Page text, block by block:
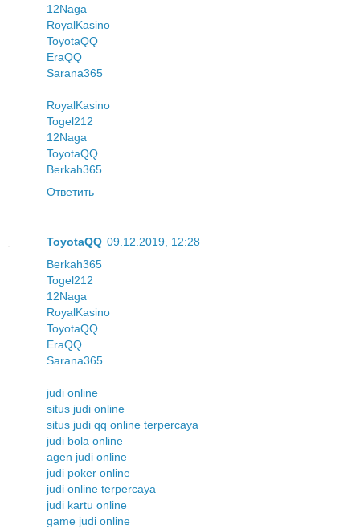
12Naga
RoyalKasino
ToyotaQQ
EraQQ
Sarana365
RoyalKasino
Togel212
12Naga
ToyotaQQ
Berkah365
Ответить
ToyotaQQ 09.12.2019, 12:28
Berkah365
Togel212
12Naga
RoyalKasino
ToyotaQQ
EraQQ
Sarana365
judi online
situs judi online
situs judi qq online terpercaya
judi bola online
agen judi online
judi poker online
judi online terpercaya
judi kartu online
game judi online